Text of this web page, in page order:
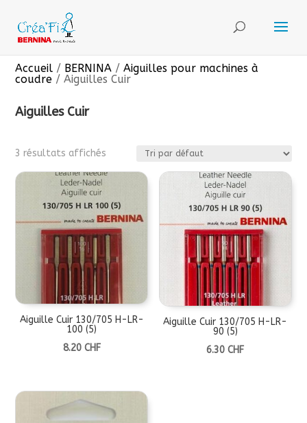
Accueil / BERNINA /Aiguilles pour machines à
coudre / Aiguilles Cuir
Aiguilles Cuir
3 résultats affichés
Aiguille Cuir 130/705 H-LR-
100 (5)
8.20 CHF
Aiguille Cuir 130/705 H-LR-
90 (5)
6.30CHF